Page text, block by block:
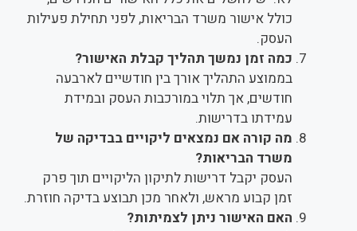
כולל אישור משרד הבריאות, לפני תחילת פעילות
העסק.
כמה זמן נמשך תהליך קבלת האישור?
בממוצע התהליך אורך בין חודשיים לארבעה
חודשים, אך תלוי במורכבות העסק ובמידת
עמידתו בדרישות.
מה קורה אם נמצאים ליקויים בבדיקה של
משרד הבריאות?
העסק יקבל דרישות לתיקון הליקויים תוך פרק
זמן קבוע מראש, ולאחר מכן תבוצע בדיקה חוזרת.
האם האישור ניתן לצמיתות?